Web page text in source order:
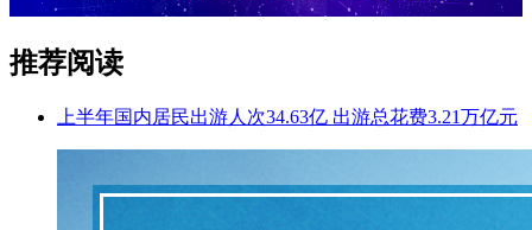
推荐阅读
上半年国内居民出游人次34.63亿 出游总花费3.21万亿元